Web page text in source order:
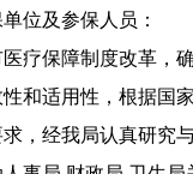
位及参保人员：
疗保障制度改革，
和适用性，根据国
，经我局认真研究